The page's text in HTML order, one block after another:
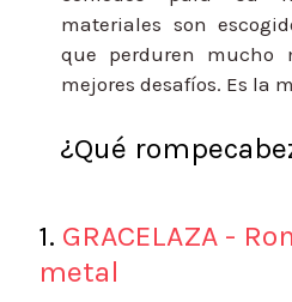
materiales son
que perduren mucho
mejores desafíos. Es la
¿Qué
1. GRACELAZA -
metal